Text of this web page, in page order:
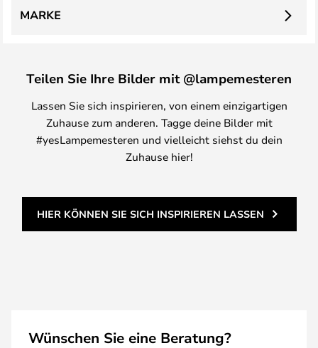
MARKE
Teilen Sie Ihre Bilder mit @lampemesteren
Lassen Sie sich inspirieren, von einem einzigartigen
Zuhause zum anderen. Tagge deine Bilder mit
#yesLampemesteren und vielleicht siehst du dein
Zuhause hier!
HIER KÖNNEN SIE SICH INSPIRIEREN LASSEN
Wünschen Sie eine Beratung?